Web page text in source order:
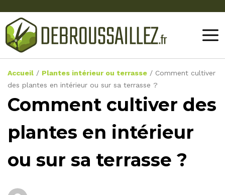
Accueil / Plantes intérieur ou terrasse / Comment cultiver
des plantes en intérieur ou sur sa terrasse ?
Comment cultiver des
plantes en intérieur
ou sur sa terrasse ?